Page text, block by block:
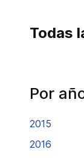
Todas
Por
2015
2016